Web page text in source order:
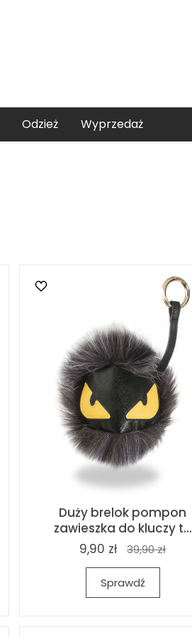
Odzież Wyprzedaż
Duży brelok pompon
zawieszka do kluczy t...
9,90 zł
39,90 zł
Sprawdź